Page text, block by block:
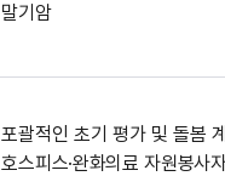
말기암
포괄적인 초기 평가 및 돌봄
호스피스·완화의료 자원봉사